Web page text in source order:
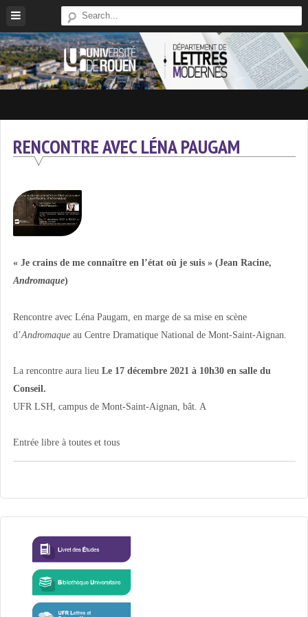
content
RENCONTRE AVEC LÉNA PAUGAM
« Je crains de me connaître en l’état où je suis » (Jean Racine,
Andromaque)
Rencontre avec Léna Paugam, en marge de sa mise en scène
d’Andromaqueau Centre Dramatique National de Mont-Saint-Aignan.
La rencontre aura lieu Le 17 décembre 2021 à 10h30 en salle du
Conseil.
UFR LSH, campus de Mont-Saint-Aignan, bât. A
Entrée libre à toutes et tous